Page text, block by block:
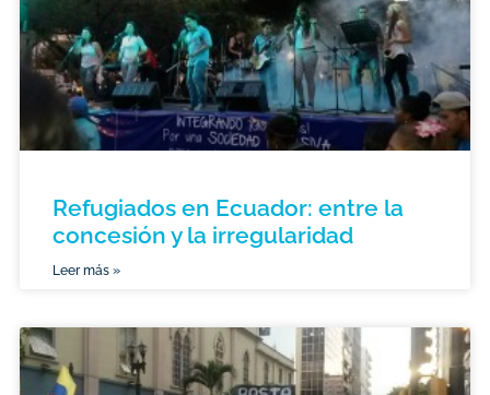
Refugiados en Ecuador: entre la
concesión y la irregularidad
Leer más »